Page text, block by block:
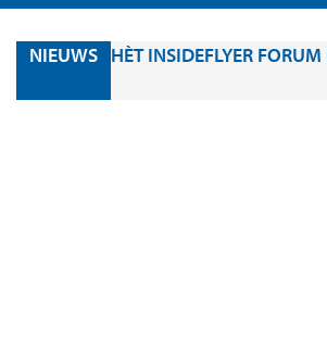
NIEUWS